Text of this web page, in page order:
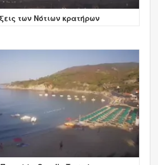
των Νότιων κρατήρων